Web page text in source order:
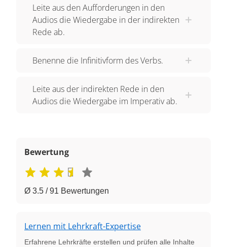
Leite aus den Aufforderungen in den
Audios die Wiedergabe in der indirekten
Rede ab.
Benenne die Infinitivform des Verbs.
Leite aus der indirekten Rede in den
Audios die Wiedergabe im Imperativ ab.
Bewertung
Ø 3.5 / 91 Bewertungen
Lernen mit Lehrkraft-Expertise
Erfahrene Lehrkräfte erstellen und prüfen alle Inhalte